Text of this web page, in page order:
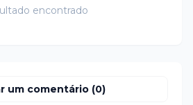
encontrado
um comentário (0)